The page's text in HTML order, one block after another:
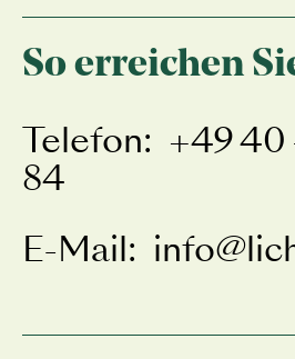
So erreichen
Telefon: +49 40
84
E-Mail: